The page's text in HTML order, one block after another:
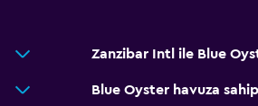
İlk yardım seti
Zanzibar Intl ile Blue
Blue Oyster havuza